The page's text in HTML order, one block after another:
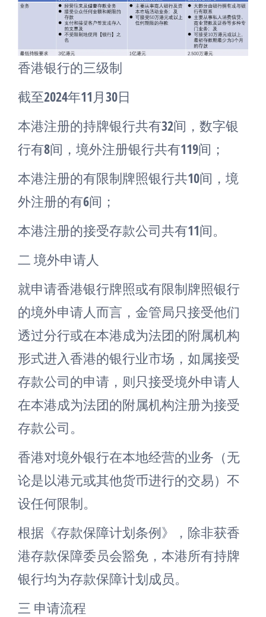
香港银行的三级制
截至2024年11月30日
本港注册的持牌银行共有32间，数字银
行有8间，境外注册银行共有119间；
本港注册的有限制牌照银行共10间，境
外注册的有6间；
本港注册的接受存款公司共有11间。
二 境外申请人
就申请香港银行牌照或有限制牌照银行
的境外申请人而言，金管局只接受他们
透过分行或在本港成为法团的附属机构
形式进入香港的银行业市场，如属接受
存款公司的申请，则只接受境外申请人
在本港成为法团的附属机构注册为接受
存款公司。
香港对境外银行在本地经营的业务（无
论是以港元或其他货币进行的交易）不
设任何限制。
根据《存款保障计划条例》，除非获香
港存款保障委员会豁免，本港所有持牌
银行均为存款保障计划成员。
三 申请流程